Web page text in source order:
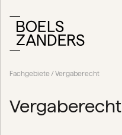
Fachgebiete / Vergaberecht
Vergaberecht